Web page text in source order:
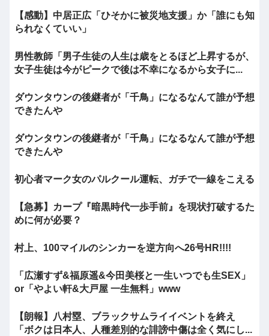
【感動】中居正広「ひそかに被災地支援」か「誰にも知
られなくていい」
男性教師「男子生徒の人生は歳をとるほど上昇するが、
女子生徒は今がピークで後は不幸になるから女子に...
ダウンタウンの後継者が「千鳥」になるなんて誰が予想
できたんや
ダウンタウンの後継者が「千鳥」になるなんて誰が予想
できたんや
初心者マーク女のパルクール運転、ガチで一線をこえる
【急募】カープ『暗黒時代一歩手前』を現状打破するた
めに何が必要？
村上、100マイルのシンカーを逆方向へ26号HR!!!!
「広瀬すず&福原遥&今田美桜と一生いつでも生SEX」
or「やよい軒&大戸屋 一生無料」www
【朗報】八村塁、ブラックサムライイベントを終え
「ボクは日本人、人種差別的な誹謗中傷は全く気にし...